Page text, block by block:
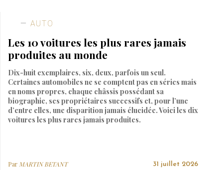
AUTO
Les 10 voitures les plus rares jamais
produites au monde
Dix-huit exemplaires, six, deux, parfois un seul.
Certaines automobiles ne se comptent pas en séries mais
en noms propres, chaque châssis possédant sa
biographie, ses propriétaires successifs et, pour l’une
d’entre elles, une disparition jamais élucidée. Voici les dix
voitures les plus rares jamais produites.
Par MARTIN BETANT 31 juillet 2026